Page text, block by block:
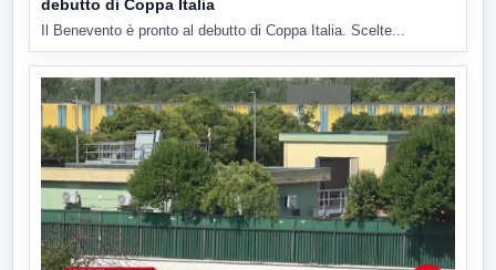
debutto di Coppa Italia
Il Benevento è pronto al debutto di Coppa Italia. Scelte...